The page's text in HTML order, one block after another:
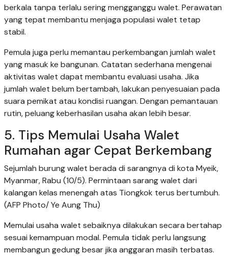
berkala tanpa terlalu sering mengganggu walet. Perawatan
yang tepat membantu menjaga populasi walet tetap
stabil.
Pemula juga perlu memantau perkembangan jumlah walet
yang masuk ke bangunan. Catatan sederhana mengenai
aktivitas walet dapat membantu evaluasi usaha. Jika
jumlah walet belum bertambah, lakukan penyesuaian pada
suara pemikat atau kondisi ruangan. Dengan pemantauan
rutin, peluang keberhasilan usaha akan lebih besar.
5. Tips Memulai Usaha Walet
Rumahan agar Cepat Berkembang
Sejumlah burung walet berada di sarangnya di kota Myeik,
Myanmar, Rabu (10/5). Permintaan sarang walet dari
kalangan kelas menengah atas Tiongkok terus bertumbuh.
(AFP Photo/ Ye Aung Thu)
Memulai usaha walet sebaiknya dilakukan secara bertahap
sesuai kemampuan modal. Pemula tidak perlu langsung
membangun gedung besar jika anggaran masih terbatas.